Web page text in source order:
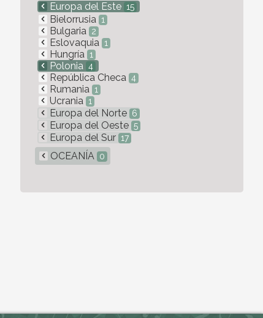
Europa del Este 15
Bielorrusia 1
Bulgaria 2
Eslovaquia 1
Hungría 1
Polonia 4
República Checa 4
Rumania 1
Ucrania 1
Europa del Norte 6
Europa del Oeste 5
Europa del Sur 17
OCEANÍA 0